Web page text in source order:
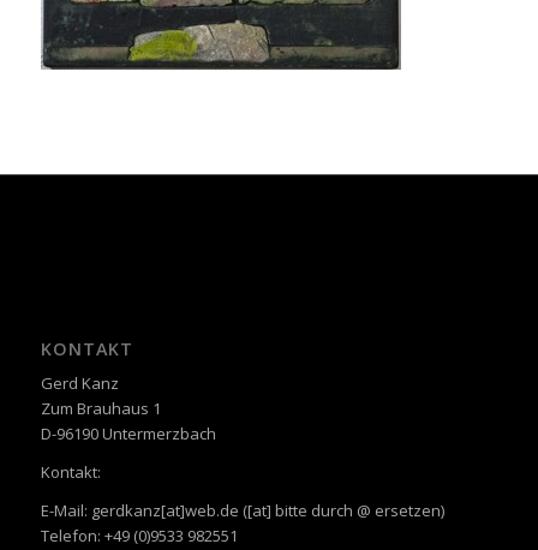
KONTAKT
Gerd Kanz
Zum Brauhaus 1
D-96190 Untermerzbach
Kontakt:
E-Mail: gerdkanz[at]web.de ([at] bitte durch @ ersetzen)
Telefon: +49 (0)9533 982551